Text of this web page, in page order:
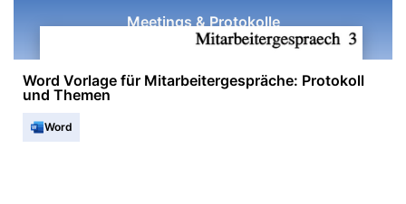
Meetings & Protokolle
Word Vorlage für Mitarbeitergespräche: Protokoll
und Themen
Word